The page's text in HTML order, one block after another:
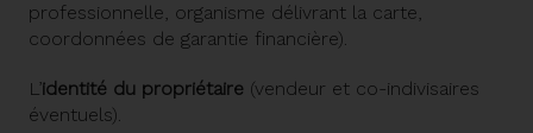
professionnelle, organisme délivrant la carte,
coordonnées de garantie financière).
L’identité du propriétaire (vendeur et co-indivisaires
éventuels).